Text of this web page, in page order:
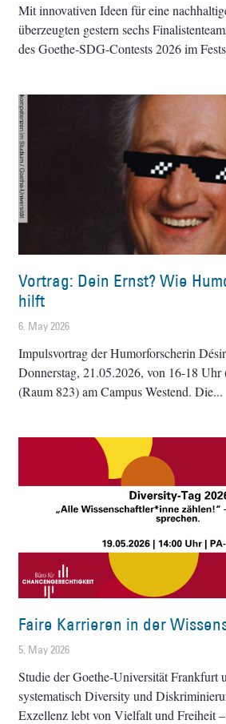
Mit innovativen Ideen für eine
überzeugten gestern sechs
des Goethe-SDG-Contests 2026 im
Vortrag: Dein Ernst? Wie
hilft
6. May 2026
Impulsvortrag der Humorforscherin
Donnerstag, 21.05.2026, von 16-18 Uhr
(Raum 823) am Campus Westend. Die
Faire Karrieren in der
5. May 2026
Studie der Goethe-Universität Frankfurt
systematisch Diversity und
Exzellenz lebt von Vielfalt und Freiheit